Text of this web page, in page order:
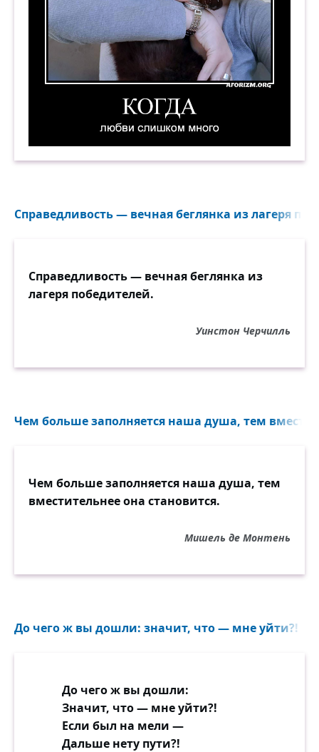
Справедливость — вечная беглянка из лагеря
Справедливость — вечная беглянка из
лагеря победителей.
Уинстон Черчилль
Чем больше заполняется наша душа, тем
Чем больше заполняется наша душа, тем
вместительнее она становится.
Мишель де Монтень
До чего ж вы дошли: значит, что — мне уйти?!
До чего ж вы дошли:
Значит, что — мне уйти?!
Если был на мели —
Дальше нету пути?!